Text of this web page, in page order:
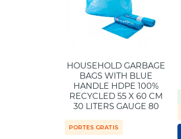
HOUSEHOLD GARBAGE
BAGS WITH BLUE
HANDLE HDPE 100%
RECYCLED 55 X 60 CM
30 LITERS GAUGE 80
PORTES GRATIS